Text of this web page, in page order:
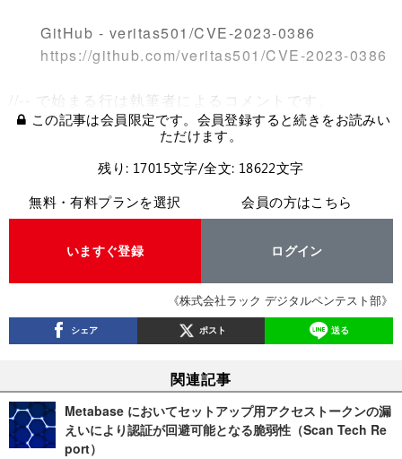
GitHub - veritas501/CVE-2023-0386
https://github.com/veritas501/CVE-2023-0386
//-- で始まる行は執筆者によるコメントです。
この記事は会員限定です。会員登録すると続きをお読みい
ただけます。
残り: 17015文字/全文: 18622文字
無料・有料プランを選択
いますぐ登録
会員の方はこちら
ログイン
《株式会社ラック デジタルペンテスト部》
シェア ポスト 送る
関連記事
Metabase においてセットアップ用アクセストークンの漏
えいにより認証が回避可能となる脆弱性（Scan Tech Re
port）